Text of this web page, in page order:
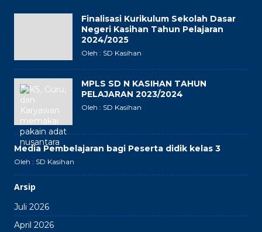
Finalisasi Kurikulum Sekolah Dasar
Negeri Kasihan Tahun Pelajaran
2024/2025
Oleh : SD Kasihan
MPLS SD N KASIHAN TAHUN
PELAJARAN 2023/2024
Oleh : SD Kasihan
Media Pembelajaran bagi Peserta didik kelas 3
Oleh : SD Kasihan
Arsip
Juli 2026
April 2026